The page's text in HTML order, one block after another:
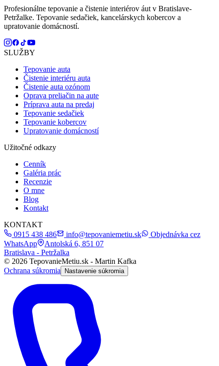
Profesionálne tepovanie a čistenie interiérov áut v Bratislave-
Petržalke. Tepovanie sedačiek, kancelárskych kobercov a
upratovanie domácností.
SLUŽBY
Tepovanie auta
Čistenie interiéru auta
Čistenie auta ozónom
Oprava preliačin na aute
Príprava auta na predaj
Tepovanie sedačiek
Tepovanie kobercov
Upratovanie domácností
Užitočné odkazy
Cenník
Galéria prác
Recenzie
O mne
Blog
Kontakt
KONTAKT
0915 438 486
info@tepovaniemetiu.sk
Objednávka cez
WhatsApp
Antolská 6, 851 07
Bratislava - Petržalka
© 2026 TepovanieMetiu.sk - Martin Kafka
Ochrana súkromia
Nastavenie súkromia